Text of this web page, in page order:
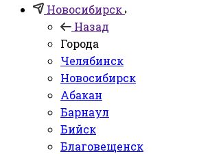
Новосибирск
Назад
Города
Челябинск
Новосибирск
Абакан
Барнаул
Бийск
Благовещенск